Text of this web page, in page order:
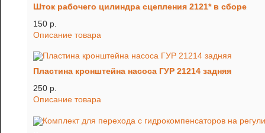
Шток рабочего цилиндра сцепления 2121* в сборе
150 p.
Описание товара
Пластина кронштейна насоса ГУР 21214 задняя
250 p.
Описание товара